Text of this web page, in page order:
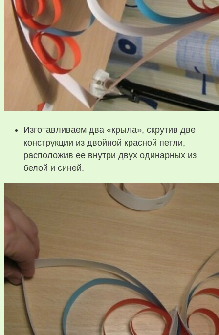
Изготавливаем два «крыла», скрутив две
конструкции из двойной красной петли,
расположив ее внутри двух одинарных из
белой и синей.